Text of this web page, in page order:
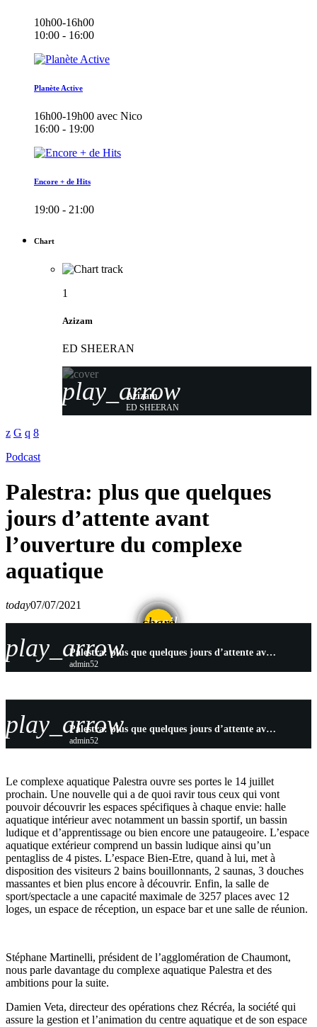
10h00-16h00
10:00 - 16:00
Planète Active
16h00-19h00 avec Nico
16:00 - 19:00
Encore + de Hits
19:00 - 21:00
Chart
1
Azizam
ED SHEERAN
play_arrow
Azizam
ED SHEERAN
Podcast
Palestra: plus que quelques
jours d’attente avant
l’ouverture du complexe
aquatique
today07/07/2021
share
email
play_arrow Palestra: plus que quelques jours d’attente avant l’ouverture du complexe aquatique
admin52
play_arrow Palestra: plus que quelques jours d’attente avant l’ouverture du complexe aquatique
admin52
Le complexe aquatique Palestra ouvre ses portes le 14 juillet
prochain. Une nouvelle qui a de quoi ravir tous ceux qui vont
pouvoir découvrir les espaces spécifiques à chaque envie: halle
aquatique intérieur avec notamment un bassin sportif, un bassin
ludique et d’apprentissage ou bien encore une pataugeoire. L’espace
aquatique extérieur comprend un bassin ludique ainsi qu’un
pentagliss de 4 pistes. L’espace Bien-Etre, quand à lui, met à
disposition des visiteurs 2 bains bouillonnants, 2 saunas, 3 douches
massantes et bien plus encore à découvrir. Enfin, la salle de
sport/spectacle a une capacité maximale de 3257 places avec 12
loges, un espace de réception, un espace bar et une salle de réunion.
Stéphane Martinelli, président de l’agglomération de Chaumont,
nous parle davantage du complexe aquatique Palestra et des
ambitions pour la suite.
Damien Veta, directeur des opérations chez Récréa, la société qui
assure la gestion et l’animation du centre aquatique et de son espace